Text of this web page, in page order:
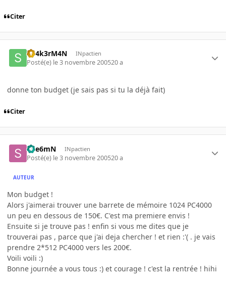
Citer
Sh4k3rM4N INpactien
Posté(e) le 3 novembre 200520 a
donne ton budget (je sais pas si tu la déjà fait)
Citer
Spe6mN INpactien
Posté(e) le 3 novembre 200520 a
AUTEUR
Mon budget !
Alors j'aimerai trouver une barrete de mémoire 1024 PC4000
un peu en dessous de 150€. C'est ma premiere envis !
Ensuite si je trouve pas ! enfin si vous me dites que je
trouverai pas , parce que j'ai deja chercher ! et rien :'( . je vais
prendre 2*512 PC4000 vers les 200€.
Voili voili :)
Bonne journée a vous tous :) et courage ! c'est la rentrée ! hihi